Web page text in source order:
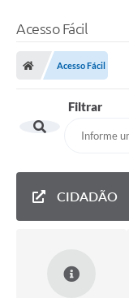
Acesso Fácil
Acesso Fácil
Filtrar
CIDADÃO